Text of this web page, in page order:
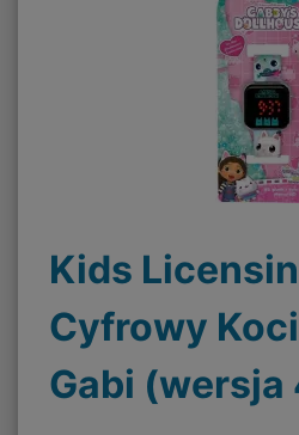
Kids
Cyfrowy
Gabi (wersja